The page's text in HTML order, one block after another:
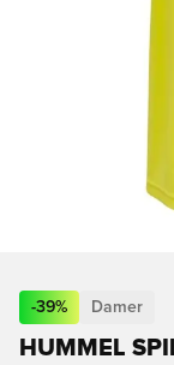
-39% Damer
HUMMEL